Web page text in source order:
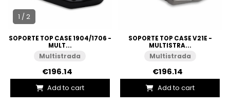
1 / 2
SOPORTE TOP CASE 1904/1706 -
MULT...
Multistrada
€196.14
Add to cart
SOPORTE TOP CASE V21E -
MULTISTRA...
Multistrada
€196.14
Add to cart